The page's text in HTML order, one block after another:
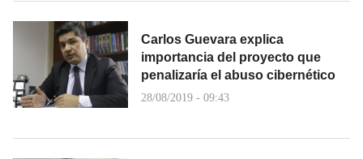
Carlos Guevara explica
importancia del proyecto que
penalizaría el abuso cibernético
28/08/2019 - 09:43